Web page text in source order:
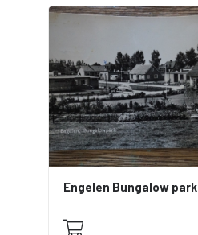
Engelen Bungalow park